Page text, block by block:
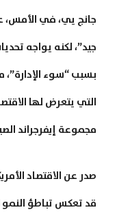
جانج يي، في الأمس،
جيد”، لكنه يواجه
بسبب “سوء الإدارة”،
التي يتعرض لها
مجموعة إيفرجراند
صدر عن الاقتصاد